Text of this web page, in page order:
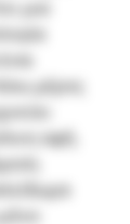
μια
μέρος
αφή.